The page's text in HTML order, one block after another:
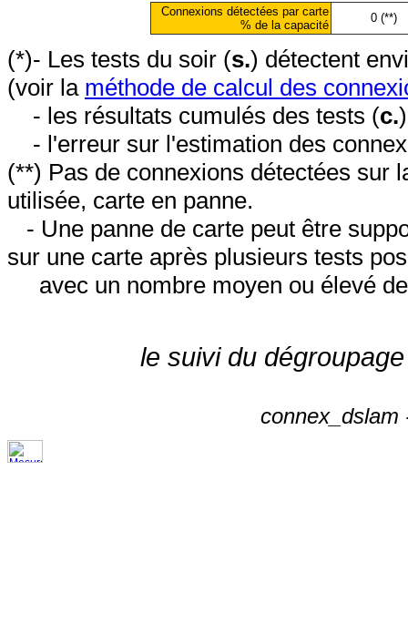
Connexions détectées par carte
% de la capacité
0 (**)
(*)- Les tests du soir (s.) détectent
(voir la méthode de calcul des
- les résultats cumulés des tests (c.
- l'erreur sur l'estimation des
(**) Pas de connexions détectées sur
utilisée, carte en panne.
- Une panne de carte peut être
sur une carte après plusieurs tests
avec un nombre moyen ou élevé
le suivi du
connex_dslam